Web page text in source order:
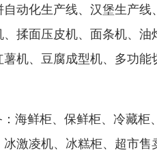
动化生产线、汉堡生产
揉面压皮机、面条机、
薯机、豆腐成型机、多功
海鲜柜、保鲜柜、冷藏
激凌机、冰糕柜、超市售